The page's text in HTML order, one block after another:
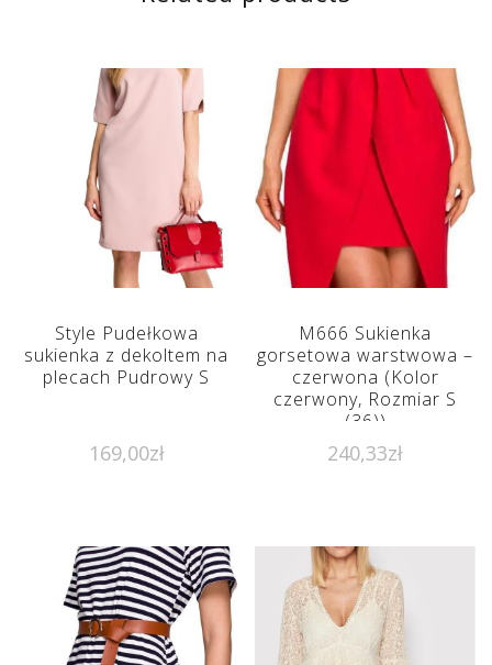
Style Pudełkowa
sukienka z dekoltem na
plecach Pudrowy S
169,00zł
M666 Sukienka
gorsetowa warstwowa –
czerwona (Kolor
czerwony, Rozmiar S
(36))
240,33zł